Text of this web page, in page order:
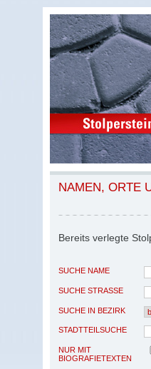
NAMEN, ORTE
Bereits verlegte
SUCHE NAME
SUCHE STRASSE
SUCHE IN BEZIRK
STADTTEILSUCHE
NUR MIT
BIOGRAFIETEXTEN